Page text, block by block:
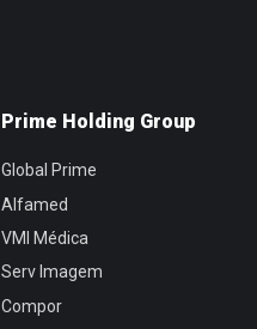
Prime Holding Group
Global Prime
Alfamed
VMI Médica
Serv Imagem
Compor